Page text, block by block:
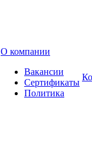
О компании
Вакансии
Сертификаты
Политика